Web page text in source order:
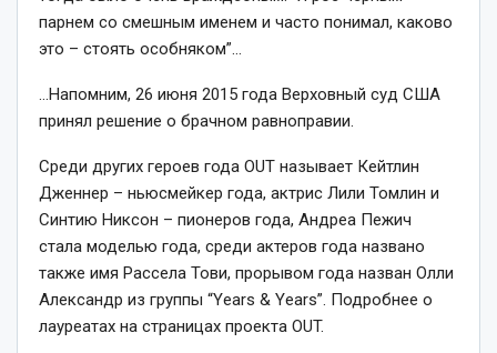
парнем со смешным именем и часто понимал, каково
это – стоять особняком”…
…Напомним, 26 июня 2015 года Верховный суд США
принял решение о брачном равноправии.
Среди других героев года OUT называет Кейтлин
Дженнер – ньюсмейкер года, актрис Лили Томлин и
Синтию Никсон – пионеров года, Андреа Пежич
стала моделью года, среди актеров года названо
также имя Рассела Тови, прорывом года назван Олли
Александр из группы “Years & Years”. Подробнее о
лауреатах на страницах проекта OUT.